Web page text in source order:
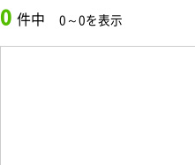
0 件中 0～0を表示